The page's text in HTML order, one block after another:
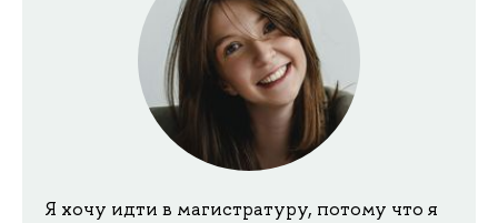
Я хочу идти в магистратуру, потому что я